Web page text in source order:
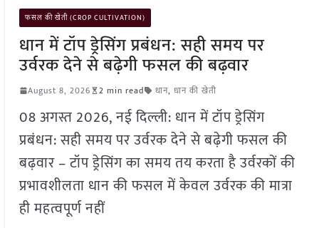
फसल की खेती (CROP CULTIVATION)
धान में टॉप ड्रेसिंग प्रबंधन: सही समय पर
उर्वरक देने से बढ़ेगी फसल की बढ़वार
August 8, 2026 2 min read धान, धान की खेती
08 अगस्त 2026, नई दिल्ली: धान में टॉप ड्रेसिंग
प्रबंधन: सही समय पर उर्वरक देने से बढ़ेगी फसल की
बढ़वार – टॉप ड्रेसिंग का समय तय करता है उर्वरकों की
प्रभावशीलता धान की फसल में केवल उर्वरक की मात्रा
ही महत्वपूर्ण नहीं